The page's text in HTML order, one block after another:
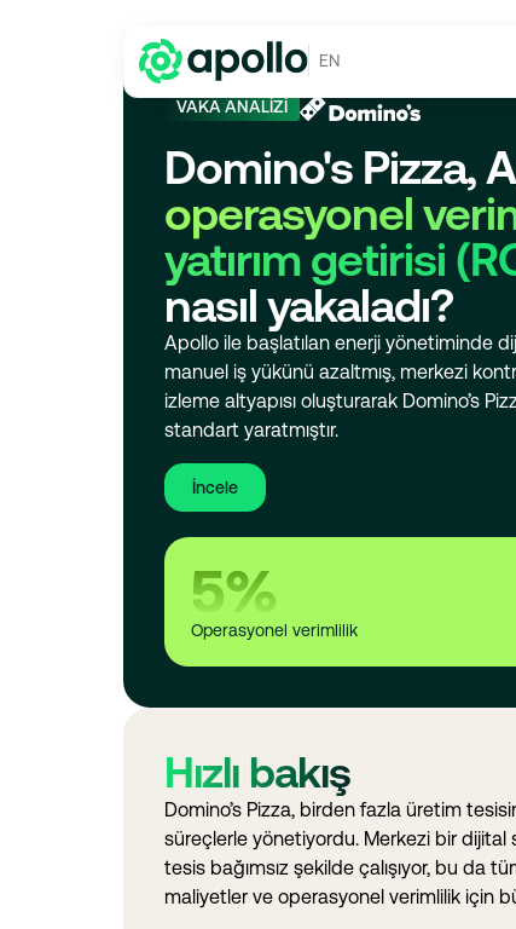
EN
VAKA ANALİZİ
Domino's Pizza,
operasyonel
yatırım getirisi
nasıl yakaladı?
Apollo ile başlatılan enerji yönetiminde
manuel iş yükünü azaltmış, merkezi
izleme altyapısı oluşturarak Domino’s
standart yaratmıştır.
İncele
5%
Operasyonel verimlilik
Hızlı bakış
Domino’s Pizza, birden fazla üretim
süreçlerle yönetiyordu. Merkezi bir dijital
tesis bağımsız şekilde çalışıyor, bu da
maliyetler ve operasyonel verimlilik için